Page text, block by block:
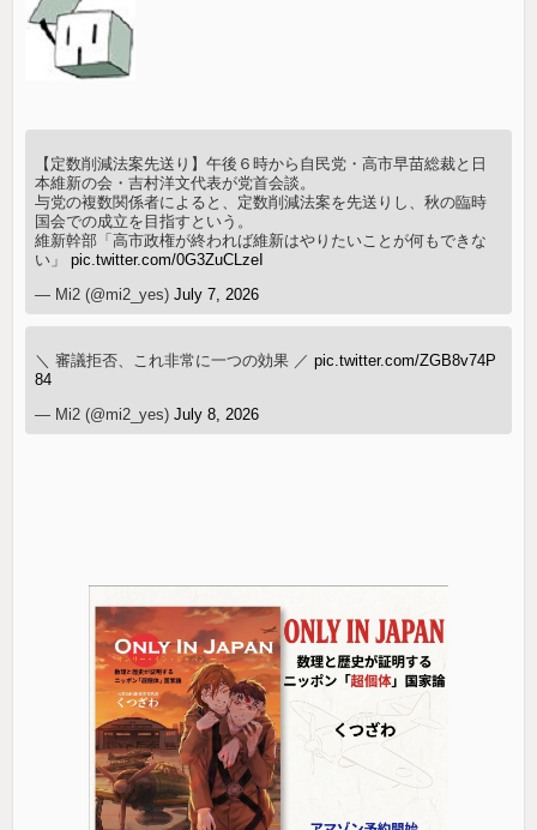
【定数削減法案先送り】午後６時から自民党・高市早苗総裁と日
本維新の会・吉村洋文代表が党首会談。
与党の複数関係者によると、定数削減法案を先送りし、秋の臨時
国会での成立を目指すという。
維新幹部「高市政権が終われば維新はやりたいことが何もできな
い」pic.twitter.com/0G3ZuCLzeI
— Mi2 (@mi2_yes)July 7, 2026
＼ 審議拒否、これ非常に一つの効果 ／pic.twitter.com/ZGB8v74P
84
— Mi2 (@mi2_yes)July 8, 2026